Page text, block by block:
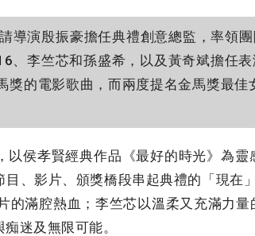
導演殷振豪擔任典禮創意總監，率領
、李竺芯和孫盛希，以及黃奇斌擔任
獎的電影歌曲，而兩度提名金馬獎最
侯孝賢經典作品《最好的時光》為
、影片、頒獎橋段串起典禮的「現在
的滿腔熱血；李竺芯以溫柔又充滿力
迷及無限可能。